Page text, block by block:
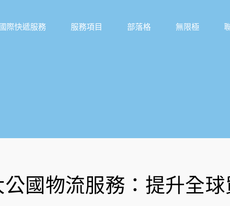
際快遞服務 服務項目 部落格 無限極
國物流服務：提升全